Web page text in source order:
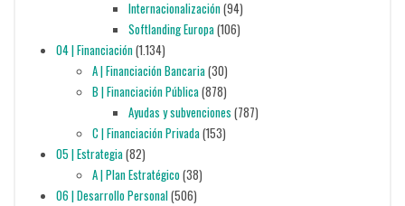
Internacionalización(94)
Softlanding Europa(106)
04 | Financiación(1.134)
A | Financiación Bancaria(30)
B | Financiación Pública(878)
Ayudas y subvenciones (787)
C | Financiación Privada(153)
05 | Estrategia(82)
A | Plan Estratégico(38)
06 | Desarrollo Personal(506)